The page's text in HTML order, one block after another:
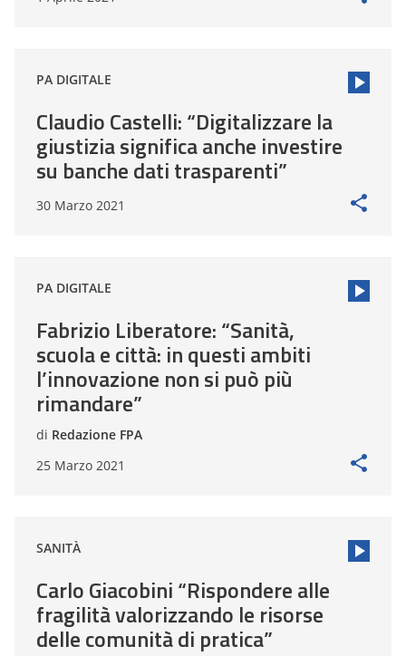
PA DIGITALE
Claudio Castelli: “Digitalizzare la
giustizia significa anche investire
su banche dati trasparenti”
30 Marzo 2021
PA DIGITALE
Fabrizio Liberatore: “Sanità,
scuola e città: in questi ambiti
l’innovazione non si può più
rimandare”
di Redazione FPA
25 Marzo 2021
SANITÀ
Carlo Giacobini “Rispondere alle
fragilità valorizzando le risorse
delle comunità di pratica”